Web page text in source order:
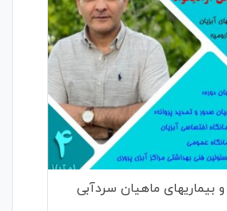
بیماریهای ماهیان سردآبی